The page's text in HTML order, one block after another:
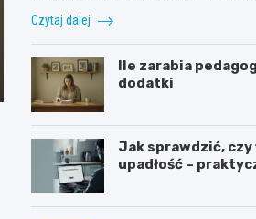
Czytaj dalej
Ile zarabia
dodatki
Jak sprawdzić, czy
upadłość –